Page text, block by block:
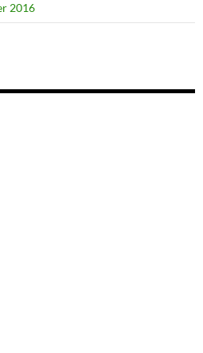
2016